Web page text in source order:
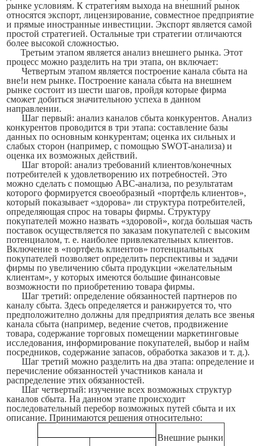
рынке условиям. К стратегиям выхода на внешний рынок
относятся экспорт, лицензирование, совместное предприятие
и прямые иностранные инвестиции. Экспорт является самой
простой стратегией. Остальные три стратегии отличаются
бо­лее высокой сложностью.
Третьим этапом является анализ внешнего рынка. Этот
процесс можно разделить на три этапа, он включает:
Четвертым этапомявляется построение канала сбыта на
вне!инем рынке. Построение канала сбыта на внешнем
рынке состоит из шести шагов, пройдя которые фирма
сможет добиться значительною успеха в данном
направлении.
Шаг первый: анализ каналов сбыта конкурентов. Анализ
конкурентов проводится в три этапа: составление базы
данных по основным конкурентам; оценка их сильных и
слабых сторон (например, с помощью SWOT-анализа) и
оценка их возможных действий.
Шагвторой: анализ требований клиентов/конечных
потребителей к удовлетворению их потребностей. Это
можно сделать с помощью ABC-анализа, по результатам
которого формируется своеобразный «портфель клиентов»,
который показывает «здорова» ли структура потребителей,
определяющая спрос на товары фирмы. Структуру
покупателей можно назвать «здоровой», когда большая часть
поставок осуществляется по заказам покупателей с высоким
потенциалом, т. е. наиболее привлекательных клиентов.
Включение в «портфель клиентов» потенциальных
покупателей позволяет определить перспективы и задачи
фирмы по увеличению сбыта продукции «желательным
клиентам», у которых имеются большие финансовые
возможности по приобретению товара фирмы.
Шаг третий: определение обязанностей партнеров по
каналусбыта. Здесь определяется и ранжируется то, что
предположително должны для предприятия делать все звенья
канала сбыта (например, ве­дение счетов, продвижение
товара, содержание торговых помещении маркетинговые
исследования, информирование покупателей, выбор инайм
посредников, содержание запасов, обработка заказов и т. д.).
Шаг третий можно разделить на два этапа: определение и
перечисление обязанностей участников канала и
распределение этих обя­занностей.
Шаг четвертый: изучение всех возможных структур
каналов сбыта. На данном этапе происходит
последовательный перебор возможных путей сбыта и их
описание. Принимаются решения относительно:
Внешние рынки